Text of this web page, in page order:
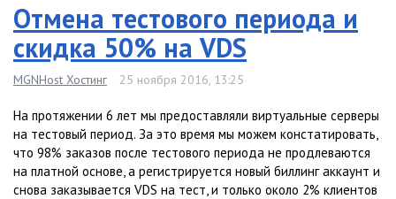
Отмена тестового периода и
скидка 50% на VDS
MGNHost Хостинг 25 ноября 2016, 13:25
На протяжении 6 лет мы предоставляли виртуальные серверы
на тестовый период. За это время мы можем констатировать,
что 98% заказов после тестового периода не продлеваются
на платной основе, а регистрируется новый биллинг аккаунт и
снова заказывается VDS на тест, и только около 2% клиентов